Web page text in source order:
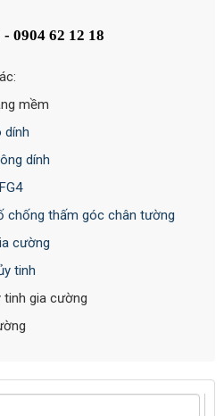
0904 62 12 18
mềm
dính
dính
chống thấm góc chân tường
cường
tinh
gia cường